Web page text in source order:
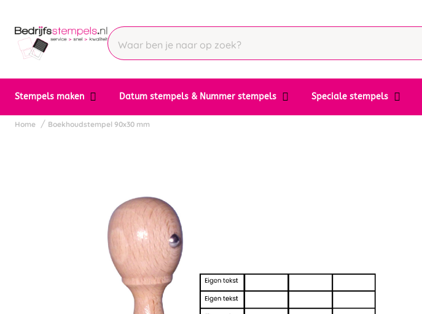
Stempels maken Datum stempels & Nummer stempels Speciale stempels
Home Boekhoudstempel 90x30 mm